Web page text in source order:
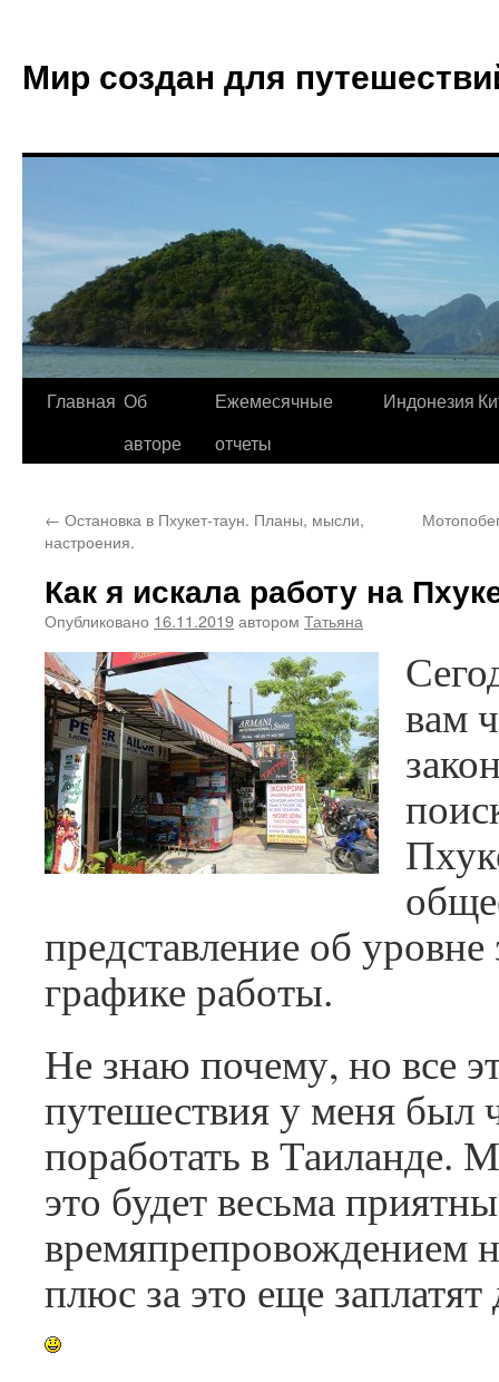
Мир создан для
Главная Об
авторе
Ежемесячные
отчеты
Индонезия
← Остановка в Пхукет-таун. Планы, мысли,
настроения.
Как я искала работу на
Опубликовано 16.11.2019автором Татьяна
вам
представление об
графике работы.
Не знаю почему, но все
путешествия у меня был
поработать в Таиланде.
это будет весьма
времяпрепровождением
плюс за это еще